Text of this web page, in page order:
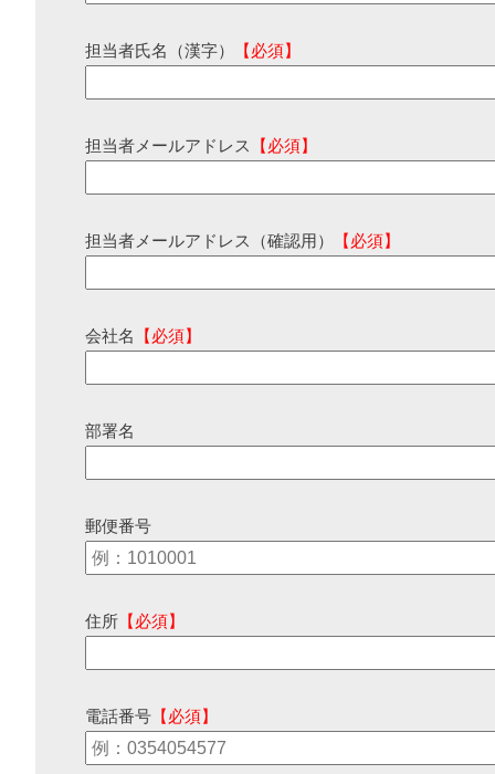
担当者氏名（漢字） 【必須】
担当者メールアドレス 【必須】
担当者メールアドレス（確認用） 【必須】
会社名 【必須】
部署名
郵便番号
住所 【必須】
電話番号 【必須】